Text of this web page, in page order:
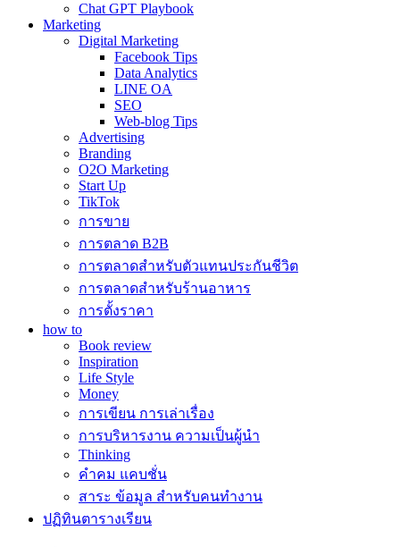
Chat GPT Playbook
Marketing
Digital Marketing
Facebook Tips
Data Analytics
LINE OA
SEO
Web-blog Tips
Advertising
Branding
O2O Marketing
Start Up
TikTok
การขาย
การตลาด B2B
การตลาดสำหรับตัวแทนประกันชีวิต
การตลาดสำหรับร้านอาหาร
การตั้งราคา
how to
Book review
Inspiration
Life Style
Money
การเขียน การเล่าเรื่อง
การบริหารงาน ความเป็นผู้นำ
Thinking
คำคม แคบชั่น
สาระ ข้อมูล สำหรับคนทำงาน
ปฏิทินตารางเรียน